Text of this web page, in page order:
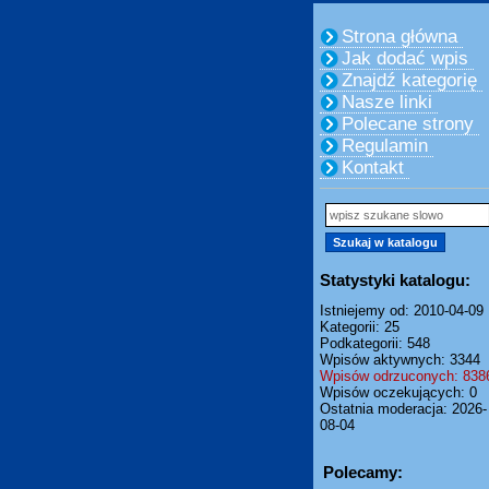
Strona główna
Jak dodać wpis
Znajdź kategorię
Nasze linki
Polecane strony
Regulamin
Kontakt
Statystyki katalogu:
Istniejemy od: 2010-04-09
Kategorii: 25
Podkategorii: 548
Wpisów aktywnych: 3344
Wpisów odrzuconych:
Wpisów oczekujących: 0
Ostatnia moderacja: 2026-
08-04
Polecamy: